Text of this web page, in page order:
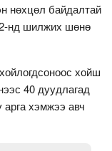
нөхцөл байдалтай
нд шилжих шөнө
хойш
40 дуудлагад
арга хэмжээ авч